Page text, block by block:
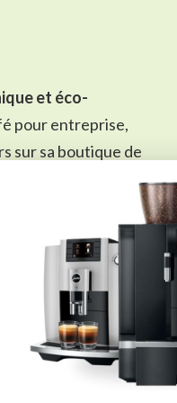
et éco-
pour entreprise,
sur sa boutique de